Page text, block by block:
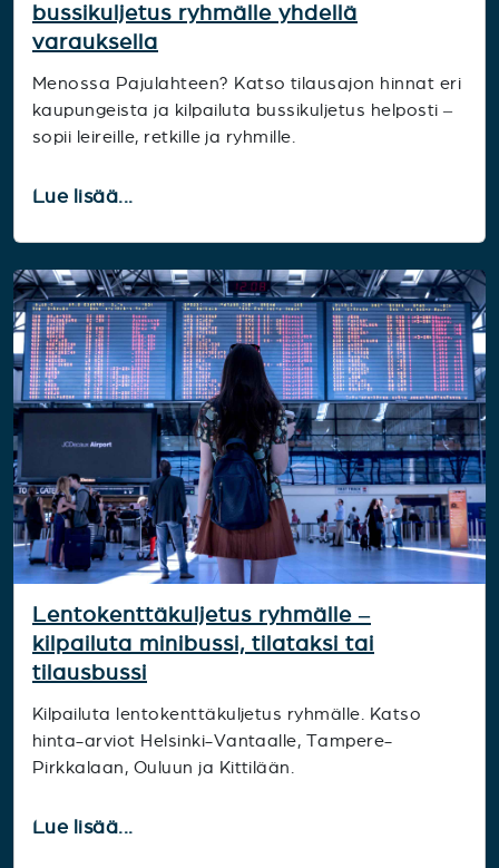
bussikuljetus ryhmälle yhdellä
varauksella
Menossa Pajulahteen? Katso tilausajon hinnat eri
kaupungeista ja kilpailuta bussikuljetus helposti –
sopii leireille, retkille ja ryhmille.
Lue lisää...
Lentokenttäkuljetus ryhmälle –
kilpailuta minibussi, tilataksi tai
tilausbussi
Kilpailuta lentokenttäkuljetus ryhmälle. Katso
hinta-arviot Helsinki-Vantaalle, Tampere-
Pirkkalaan, Ouluun ja Kittilään.
Lue lisää...